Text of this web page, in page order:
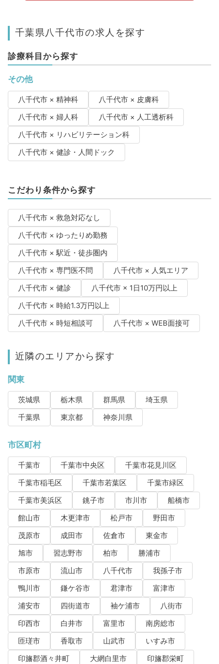
千葉県八千代市の求人を探す
診療科目から探す
その他
八千代市 × 精神科
八千代市 × 皮膚科
八千代市 × 婦人科
八千代市 × 人工透析科
八千代市 × リハビリテーション科
八千代市 × 健診・人間ドック
こだわり条件から探す
八千代市 × 救急対応なし
八千代市 × ゆったりめ勤務
八千代市 × 駅近・徒歩圏内
八千代市 × 専門医不問
八千代市 × 人気エリア
八千代市 × 健診
八千代市 × 1日10万円以上
八千代市 × 時給1.3万円以上
八千代市 × 時短相談可
八千代市 × WEB面接可
近隣のエリアから探す
関東
茨城県 栃木県 群馬県
埼玉県
千葉県
東京都 神奈川県
市区町村
千葉市 千葉市中央区
千葉市花見川区
千葉市稲毛区
千葉市若葉区
千葉市緑区
千葉市美浜区
銚子市 市川市
船橋市
館山市
木更津市 松戸市
野田市
茂原市
成田市 佐倉市
東金市
旭市
習志野市 柏市
勝浦市
市原市
流山市 八千代市
我孫子市
鴨川市
鎌ケ谷市 君津市
富津市
浦安市
四街道市 袖ケ浦市
八街市
印西市
白井市 富里市
南房総市
匝瑳市
香取市 山武市
いすみ市
印旛郡酒々井町
大網白里市
印旛郡栄町